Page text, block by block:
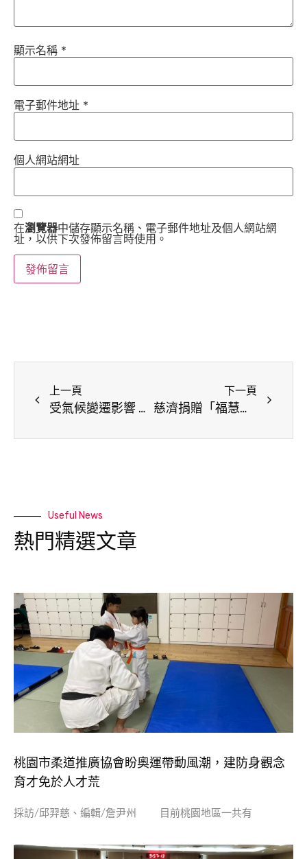
顯示名稱 *
電子郵件地址 *
個人網站網址
在瀏覽器中儲存顯示名稱、電子郵件地址及個人網站網
址，以供下次發佈留言時使用。
上一頁
受氣候變遷影響 安哥拉女孩為生存遭性剝削
下一頁
慈濟捐贈「福慧床」及「毛毯」 提升海巡救災能量
Useful News
熱門精選文章
桃園市柔道推廣協會盼奧運帶動風潮，建防身觀念
育才免於人才荒
採訪/邱羿慈、編輯/詹尹州 目前桃園地區一共有